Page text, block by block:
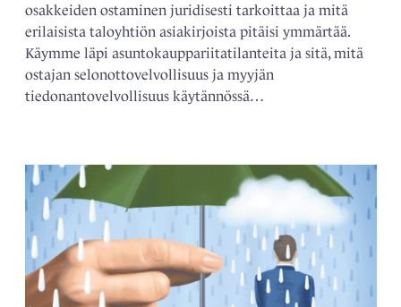
osakkeiden ostaminen juridisesti tarkoittaa ja mitä
erilaisista taloyhtiön asiakirjoista pitäisi ymmärtää.
Käymme läpi asuntokauppariitatilanteita ja sitä, mitä
ostajan selonottovelvollisuus ja myyjän
tiedonantovelvollisuus käytännössä…